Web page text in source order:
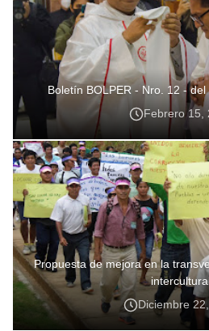
Boletín BOLPER - Nro. 12 -
Febrero 15,
Propuesta de mejora en la
Diciembre